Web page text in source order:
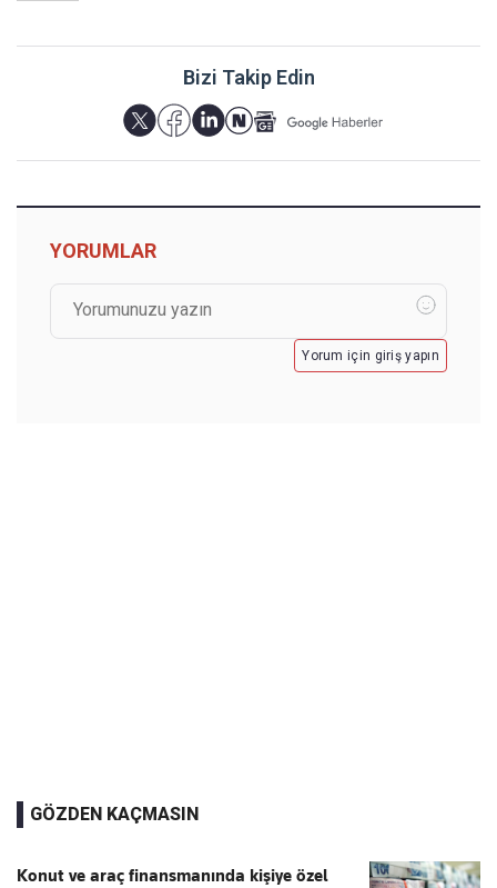
Bizi Takip Edin
YORUMLAR
Yorum için giriş yapın
GÖZDEN KAÇMASIN
Konut ve araç finansmanında kişiye özel